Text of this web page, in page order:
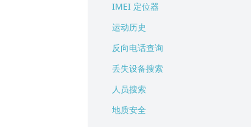
IMEI 定位器
运动历史
反向电话查询
丢失设备搜索
人员搜索
地质安全